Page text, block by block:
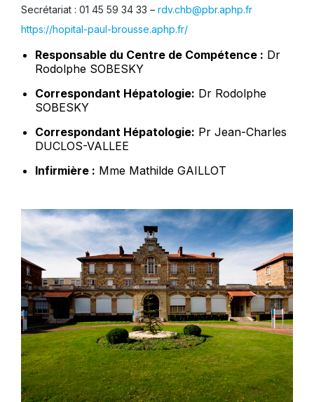
Secrétariat : 01 45 59 34 33 – rdv.chb@pbr.aphp.fr
https://hopital-paul-brousse.aphp.fr/
Responsable du Centre de Compétence : Dr
Rodolphe SOBESKY
Correspondant Hépatologie: Dr Rodolphe
SOBESKY
Correspondant Hépatologie: Pr Jean-Charles
DUCLOS-VALLEE
Infirmière : Mme Mathilde GAILLOT